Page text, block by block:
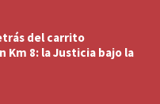
del carrito
Km 8: la Justicia bajo la